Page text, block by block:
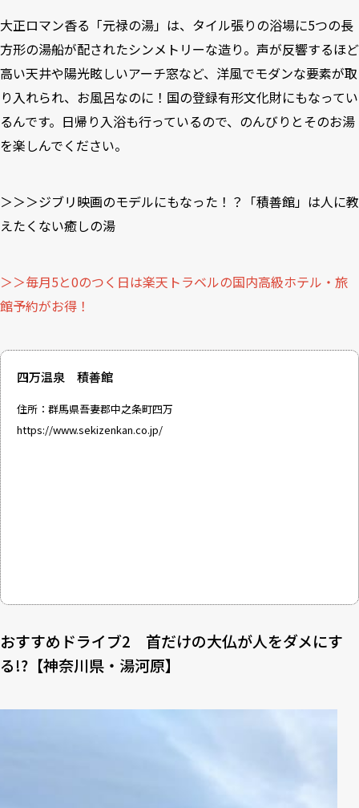
大正ロマン香る「元禄の湯」は、タイル張りの浴場に5つの長
方形の湯船が配されたシンメトリーな造り。声が反響するほど
高い天井や陽光眩しいアーチ窓など、洋風でモダンな要素が取
り入れられ、お風呂なのに！国の登録有形文化財にもなってい
るんです。日帰り入浴も行っているので、のんびりとそのお湯
を楽しんでください。
＞＞＞ジブリ映画のモデルにもなった！？「積善館」は人に教
えたくない癒しの湯
＞＞毎月5と0のつく日は楽天トラベルの国内高級ホテル・旅
館予約がお得！
四万温泉 積善館
住所：群馬県吾妻郡中之条町四万
https://www.sekizenkan.co.jp/
おすすめドライブ2 首だけの大仏が人をダメにす
る!?【神奈川県・湯河原】